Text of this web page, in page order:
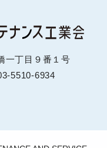
一丁目９番１号
5510-6934